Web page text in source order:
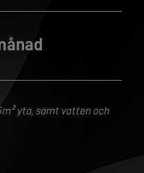
yta, samt vatten och